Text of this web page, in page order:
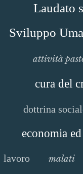
Laudato
Sviluppo
attività
cura del
dottrina
economia
lavoro malati